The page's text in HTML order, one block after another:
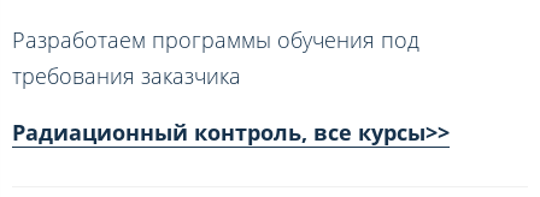
Разработаем программы обучения под
требования заказчика
Радиационный контроль, все курсы>>